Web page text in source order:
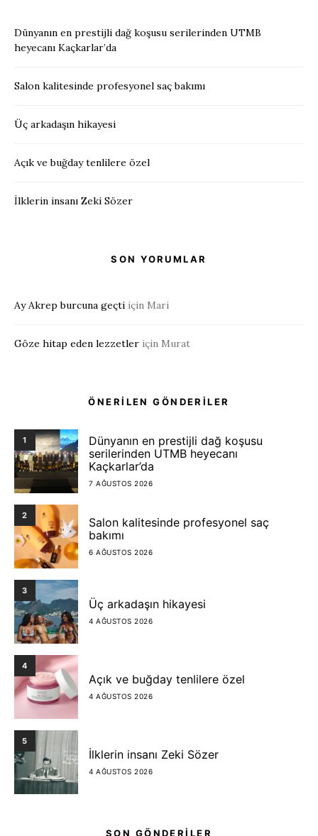
Dünyanın en prestijli dağ koşusu serilerinden UTMB
heyecanı Kaçkarlar’da
Salon kalitesinde profesyonel saç bakımı
Üç arkadaşın hikayesi
Açık ve buğday tenlilere özel
İlklerin insanı Zeki Sözer
SON YORUMLAR
Ay Akrep burcuna geçti için Mari
Göze hitap eden lezzetler için Murat
ÖNERİLEN GÖNDERİLER
1
Dünyanın en prestijli dağ koşusu
serilerinden UTMB heyecanı
Kaçkarlar’da
7 AĞUSTOS 2026
2
Salon kalitesinde profesyonel saç
bakımı
6 AĞUSTOS 2026
3
Üç arkadaşın hikayesi
4 AĞUSTOS 2026
4
Açık ve buğday tenlilere özel
4 AĞUSTOS 2026
5
İlklerin insanı Zeki Sözer
4 AĞUSTOS 2026
SON GÖNDERİLER